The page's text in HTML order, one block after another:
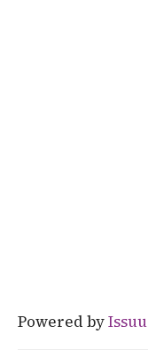
Powered byIssuu